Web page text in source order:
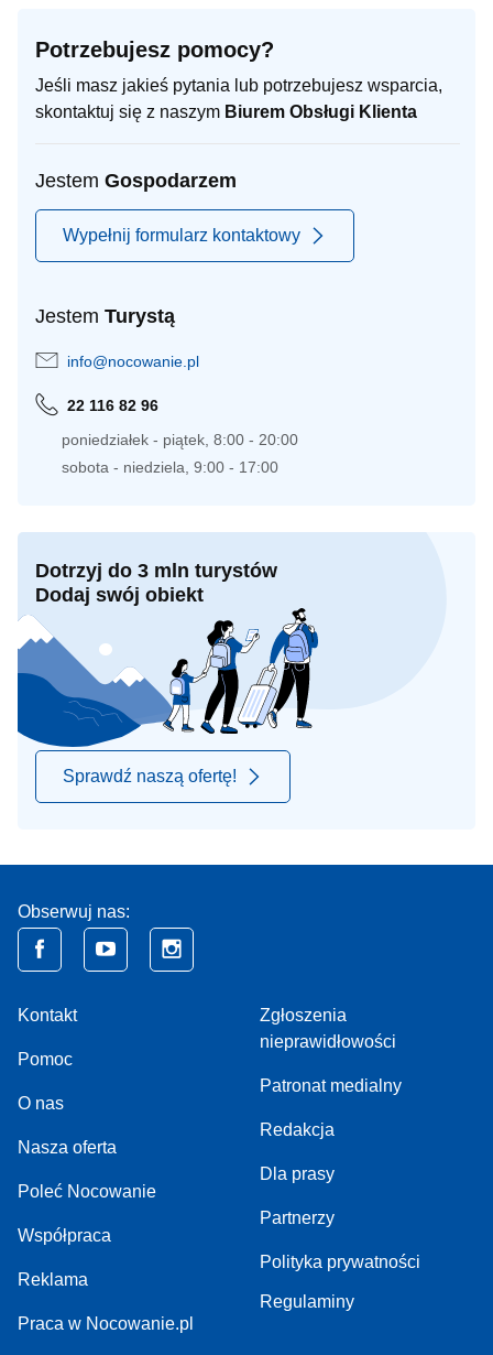
Potrzebujesz pomocy?
Jeśli masz jakieś pytania lub potrzebujesz wsparcia,
skontaktuj się z naszym Biurem Obsługi Klienta
Jestem Gospodarzem
Wypełnij formularz kontaktowy
Jestem Turystą
info@nocowanie.pl
22 116 82 96
poniedziałek - piątek, 8:00 - 20:00
sobota - niedziela, 9:00 - 17:00
Dotrzyj do 3 mln turystów
Dodaj swój obiekt
Sprawdź naszą ofertę!
Obserwuj nas:
Kontakt
Pomoc
O nas
Nasza oferta
Poleć Nocowanie
Współpraca
Reklama
Praca w Nocowanie.pl
Zgłoszenia
nieprawidłowości
Patronat medialny
Redakcja
Dla prasy
Partnerzy
Polityka prywatności
Regulaminy